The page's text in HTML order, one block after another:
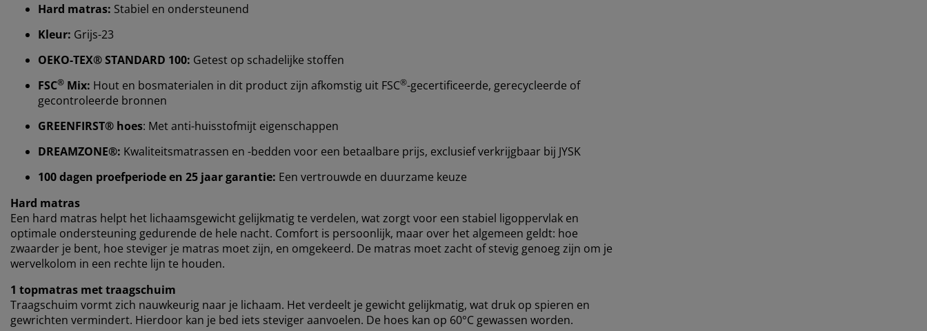
Hard matras: Stabiel en ondersteunend
Kleur: Grijs-23
OEKO-TEX® STANDARD 100: Getest op schadelijke stoffen
FSC® Mix: Hout en bosmaterialen in dit product zijn afkomstig uit FSC®-gecertificeerde, gerecycleerde of
gecontroleerde bronnen
GREENFIRST® hoes: Met anti-huisstofmijt eigenschappen
DREAMZONE®: Kwaliteitsmatrassen en -bedden voor een betaalbare prijs, exclusief verkrijgbaar bij JYSK
100 dagen proefperiode en 25 jaar garantie: Een vertrouwde en duurzame keuze
Hard matras
Een hard matras helpt het lichaamsgewicht gelijkmatig te verdelen, wat zorgt voor een stabiel ligoppervlak en
optimale ondersteuning gedurende de hele nacht. Comfort is persoonlijk, maar over het algemeen geldt: hoe
zwaarder je bent, hoe steviger je matras moet zijn, en omgekeerd. De matras moet zacht of stevig genoeg zijn om je
wervelkolom in een rechte lijn te houden.
1 topmatras met traagschuim
Traagschuim vormt zich nauwkeurig naar je lichaam. Het verdeelt je gewicht gelijkmatig, wat druk op spieren en
gewrichten vermindert. Hierdoor kan je bed iets steviger aanvoelen. De hoes kan op 60°C gewassen worden.